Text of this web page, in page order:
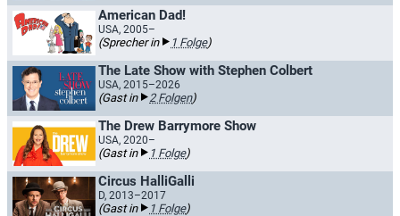
American Dad!
USA, 2005–
(Sprecher in 1 Folge)
The Late Show with Stephen Colbert
USA, 2015–2026
(Gast in 2 Folgen)
The Drew Barrymore Show
USA, 2020–
(Gast in 1 Folge)
Circus HalliGalli
D, 2013–2017
(Gast in 1 Folge)